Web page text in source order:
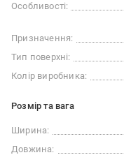
Особливості:
Призначення:
Тип поверхні:
Колір виробника:
Розмір та вага
Ширина:
Довжина: